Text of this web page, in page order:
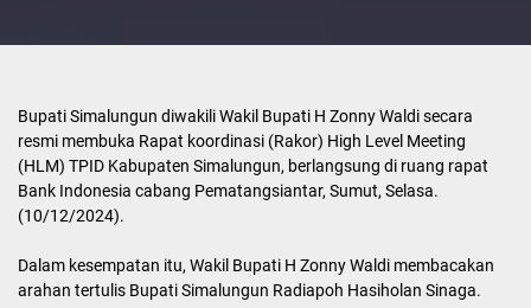
Bupati Simalungun diwakili Wakil Bupati H Zonny Waldi secara
resmi membuka Rapat koordinasi (Rakor) High Level Meeting
(HLM) TPID Kabupaten Simalungun, berlangsung di ruang rapat
Bank Indonesia cabang Pematangsiantar, Sumut, Selasa.
(10/12/2024).
Dalam kesempatan itu, Wakil Bupati H Zonny Waldi membacakan
arahan tertulis Bupati Simalungun Radiapoh Hasiholan Sinaga.